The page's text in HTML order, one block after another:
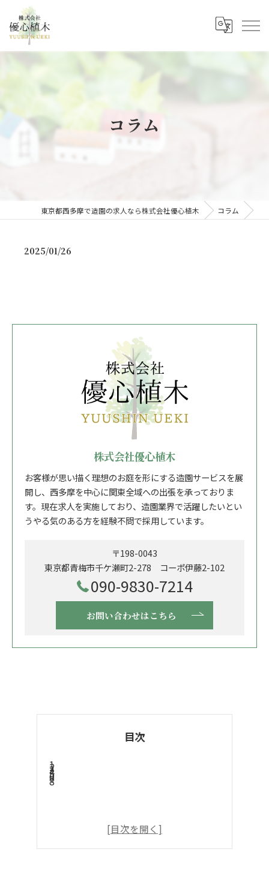
コラム
東京都西多摩で造園の求人なら株式会社優心植木 コラム
2025/01/26
株式会社優心植木
お客様が思い描く理想のお庭を形にする造園サービスを展
開し、西多摩を中心に関東全域への出張を承っておりま
す。現在求人を実施しており、造園業界で活躍したいとい
うやる気のある方を経験不問で採用しています。
〒198-0043
東京都青梅市千ケ瀬町2-278 コーポ伊藤2-102
090-9830-7214
お問い合わせはこちら
目次